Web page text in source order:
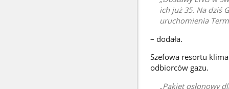
ich już 35. Na dziś
uruchomienia
– dodała.
Szefowa resortu
odbiorców gazu.
Pakiet osłonowy